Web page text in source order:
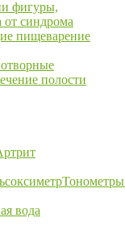
фигуры,
от синдрома
пищеварение
полости
Тонометры
вода